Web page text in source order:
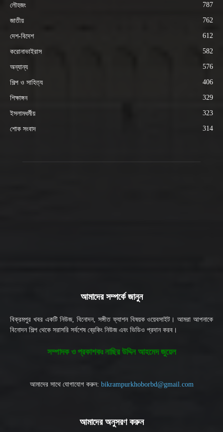
লৌহজং 787
জাতীয় 762
দেশ-বিদেশ 612
করোনাভাইরাস 582
অন্যান্য 576
শিল্প ও সাহিত্য 406
শিক্ষাঙ্গন 329
ইসলামধর্মীয় 323
শোক সংবাদ 314
আমাদের সম্পর্কে জানুন
বিক্রমপুর খবর একটি নিউজ, বিনোদন, সঙ্গীত ফ্যাশন বিষয়ক ওয়েবসাইট। আমরা আপনাকে
বিনোদন শিল্প থেকে সরাসরি সর্বশেষ ব্রেকিং নিউজ এবং ভিডিও প্রদান করব।
সম্পাদক ও প্রকাশকঃ নাছির উদ্দিন আহমেদ জুয়েল
আমাদের সাথে যোগাযোগ করুন: bikrampurkhoborbd@gmail.com
আমাদের অনুসরণ করুন